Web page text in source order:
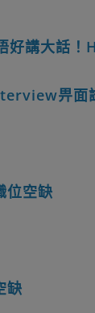
好講大話
畀面
位空缺
缺